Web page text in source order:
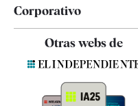
Corporativo
Contacto
Otras webs de